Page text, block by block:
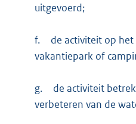
uitgevoerd;
f.
de activiteit op
vakantiepark of
g.
de activiteit
verbeteren van de